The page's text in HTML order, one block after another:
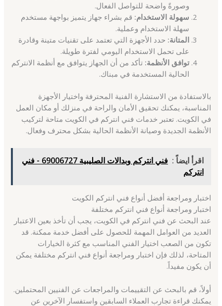
وصورةً واضحة للتواصل الفعال.
سهولة الاستخدام: قم بشراء جهاز يتميز بواجهة مستخدم
سهلة الاستخدام وعملية.
المتانة: حدد الأجهزة التي تعتمد على تقنيات متينة وقادرة
على تحمل الاستخدام اليومي لفترة طويلة.
توافق الأنظمة: تأكد من أن الجهاز يتوافق مع أنظمة الانتركم
الحالية المستخدمة في مبناك.
بالاستفادة من الاستشارة الفنية المحترفة واختيار الأجهزة
المناسبة، يمكنك تحقيق الأمان والراحة في منزلك أو مكان العمل
في الكويت. تعتبر خدمات فني انتركم في الكويت متاحة لتركيب
الأنظمة الجديدة وصيانة الأنظمة الحالية بشكل محترف وفعال.
اقرأ ايضاً :
فني انتركم وبدالات الصليبية 69006727 - فني
انتركم
اختبار ومراجعة أفضل أنواع فني انتركم الكويت
اختبار ومراجعة أنواع فني انتركم مختلفة
عند البحث عن فني انتركم في الكويت، يجب أن تأخذ بعين الاعتبار
العديد من العوامل المهمة للحصول على أفضل خدمة ممكنة. قد
تكون من الصعب اختيار الفني المناسب مع كثرة الخيارات
المتاحة، لذلك فإن اختبار ومراجعة أنواع فني انتركم مختلفة يمكن
أن يكون مفيداً.
أولاً، قم بالبحث عن التقييمات والمراجعات عن الفنيين المحتملين.
يمكنك قراءة تجارب العملاء السابقين واستفسار الآخرين عن